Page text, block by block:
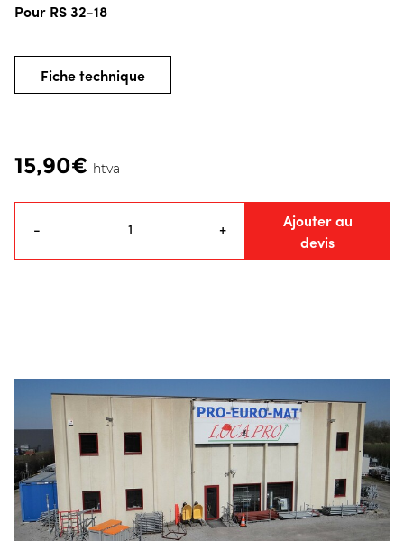
Pour RS 32-18
Fiche technique
15,90€ htva
- +
Ajouter au
devis